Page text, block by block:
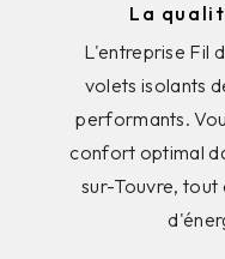
La
L'entreprise Fil
volets isolants
performants.
confort optimal
sur-Touvre, tout